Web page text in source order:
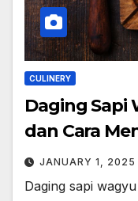
CULINERY
Daging Sapi
dan Cara
JANUARY 1, 2025
Daging sapi